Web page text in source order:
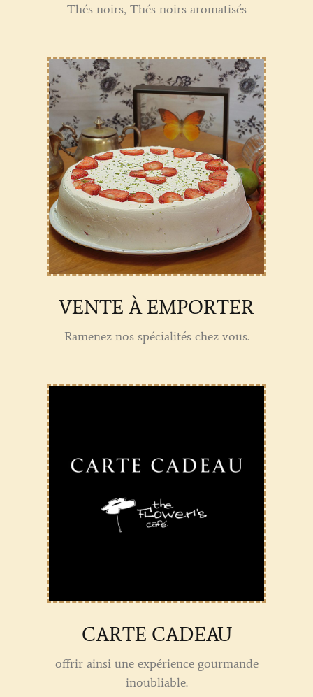
Thés noirs, Thés noirs aromatisés
VENTE À EMPORTER
Ramenez nos spécialités chez vous.
CARTE CADEAU
offrir ainsi une expérience gourmande
inoubliable.